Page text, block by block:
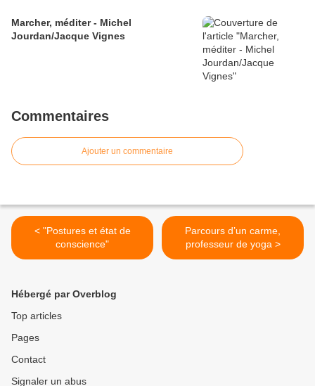
Marcher, méditer - Michel
Jourdan/Jacque Vignes
Commentaires
Ajouter un commentaire
< "Postures et état de
conscience"
Parcours d’un carme,
professeur de yoga >
Hébergé par Overblog
Top articles
Pages
Contact
Signaler un abus